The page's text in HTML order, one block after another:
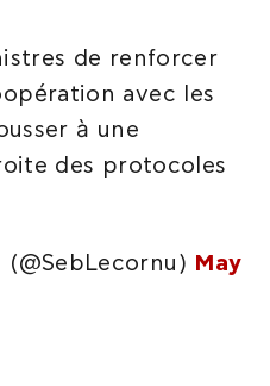
de renforcer
avec les
à une
des protocoles
May